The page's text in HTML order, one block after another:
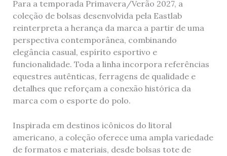
Para a temporada Primavera/Verão 2027, a
coleção de bolsas desenvolvida pela Eastlab
reinterpreta a herança da marca a partir de uma
perspectiva contemporânea, combinando
elegância casual, espírito esportivo e
funcionalidade. Toda a linha incorpora referências
equestres autênticas, ferragens de qualidade e
detalhes que reforçam a conexão histórica da
marca com o esporte do polo.
Inspirada em destinos icônicos do litoral
americano, a coleção oferece uma ampla variedade
de formatos e materiais, desde bolsas tote de